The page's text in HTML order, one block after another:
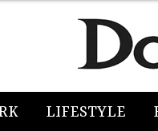
LIFESTYLE